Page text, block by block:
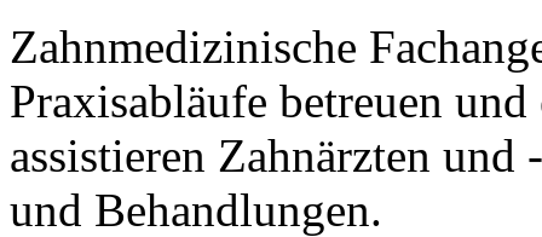
Zahnmedizinische
Praxisabläufe betreuen
assistieren Zahnärzten
und Behandlungen.